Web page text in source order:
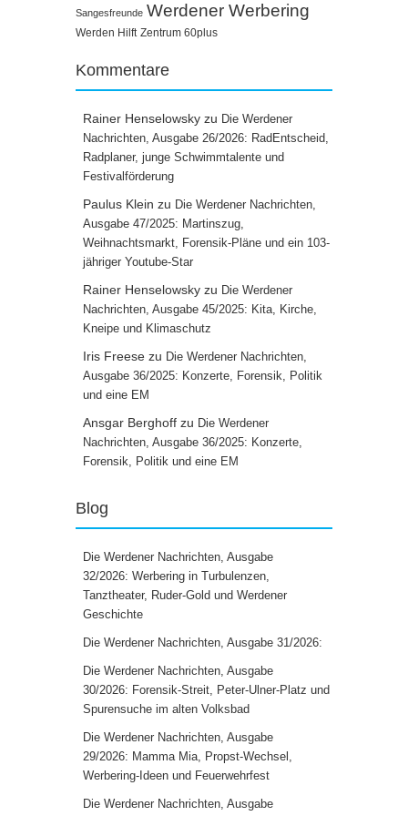
Sangesfreunde Werdener Werbering
Werden Hilft Zentrum 60plus
Kommentare
Rainer Henselowsky zu Die Werdener
Nachrichten, Ausgabe 26/2026: RadEntscheid,
Radplaner, junge Schwimmtalente und
Festivalförderung
Paulus Klein zu Die Werdener Nachrichten,
Ausgabe 47/2025: Martinszug,
Weihnachtsmarkt, Forensik-Pläne und ein 103-
jähriger Youtube-Star
Rainer Henselowsky zu Die Werdener
Nachrichten, Ausgabe 45/2025: Kita, Kirche,
Kneipe und Klimaschutz
Iris Freese zu Die Werdener Nachrichten,
Ausgabe 36/2025: Konzerte, Forensik, Politik
und eine EM
Ansgar Berghoff zu Die Werdener
Nachrichten, Ausgabe 36/2025: Konzerte,
Forensik, Politik und eine EM
Blog
Die Werdener Nachrichten, Ausgabe
32/2026: Werbering in Turbulenzen,
Tanztheater, Ruder-Gold und Werdener
Geschichte
Die Werdener Nachrichten, Ausgabe 31/2026:
Die Werdener Nachrichten, Ausgabe
30/2026: Forensik-Streit, Peter-Ulner-Platz und
Spurensuche im alten Volksbad
Die Werdener Nachrichten, Ausgabe
29/2026: Mamma Mia, Propst-Wechsel,
Werbering-Ideen und Feuerwehrfest
Die Werdener Nachrichten, Ausgabe